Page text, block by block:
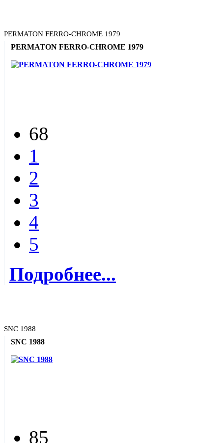
PERMATON FERRO-CHROME 1979
PERMATON FERRO-CHROME 1979
68
1
2
3
4
5
Подробнее...
SNC 1988
SNC 1988
85